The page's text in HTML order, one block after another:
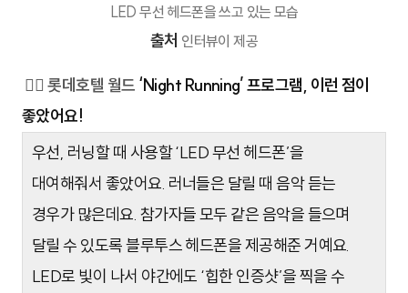
LED 무선 헤드폰을 쓰고 있는 모습
출처 인터뷰이 제공
🙋‍♂️ 롯데호텔 월드 ‘Night Running’ 프로그램, 이런 점이
좋았어요!
우선, 러닝할 때 사용할 ‘LED 무선 헤드폰’을
대여해줘서 좋았어요. 러너들은 달릴 때 음악 듣는
경우가 많은데요. 참가자들 모두 같은 음악을 들으며
달릴 수 있도록 블루투스 헤드폰을 제공해준 거예요.
LED로 빛이 나서 야간에도 ‘힙한 인증샷’을 찍을 수